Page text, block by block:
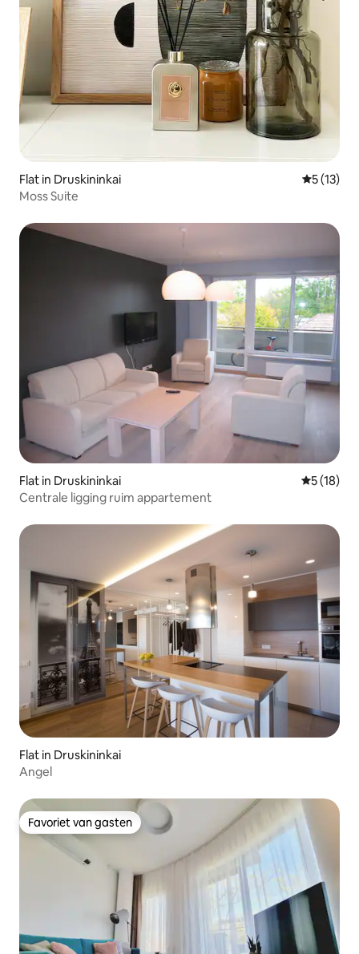
Flat in Druskininkai
5 (13)
Moss Suite
Flat in Druskininkai
5 (18)
Centrale ligging ruim appartement
Flat in Druskininkai
Angel
Favoriet van gasten
Favoriet van gasten